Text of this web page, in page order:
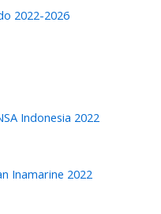
2022-2026
Indonesia 2022
Inamarine 2022